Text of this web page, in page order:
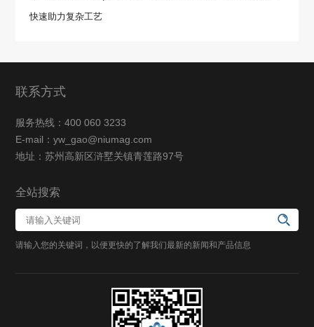
快速助力复杂工艺
联系方式
服务热线：400 060 3233
E-mail：yw_gao@niumag.com
地址：苏州高新区浒墅关镇青莲路97号
全站搜索
请输入您的关键词，以便更快的了解我们最新的新闻和产品信息